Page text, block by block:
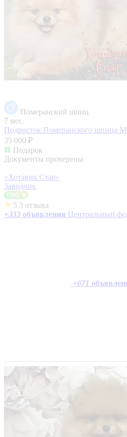
Померанский шпиц
7 мес.
Подросток Померанского шпица
35 000 ₽
Подарок
Документы проверены
«Хота́вик Стар»
Заводчик
5 3 отзыва
+333 объявления Центральный
+671